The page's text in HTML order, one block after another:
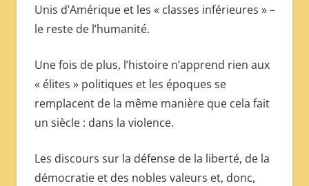
Unis d’Amérique et les « classes inférieures » –
le reste de l’humanité.
Une fois de plus, l’histoire n’apprend rien aux
« élites » politiques et les époques se
remplacent de la même manière que cela fait
un siècle : dans la violence.
Les discours sur la défense de la liberté, de la
démocratie et des nobles valeurs et, donc,